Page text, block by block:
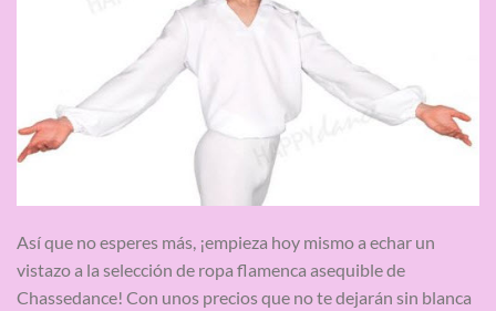
Así que no esperes más, ¡empieza hoy mismo a echar un
vistazo a la selección de ropa flamenca asequible de
Chassedance! Con unos precios que no te dejarán sin blanca